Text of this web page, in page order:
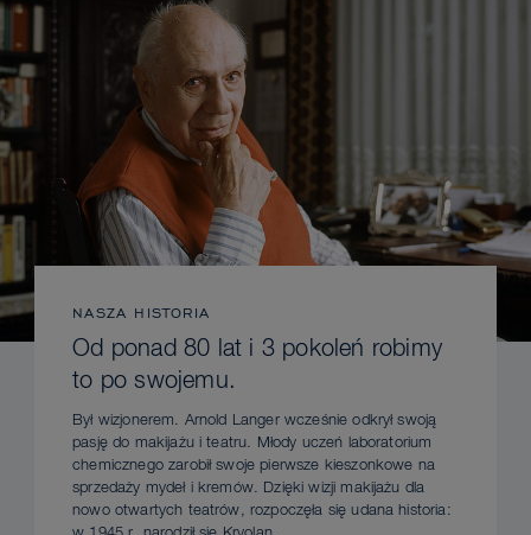
NASZA HISTORIA
Od ponad 80 lat i 3 pokoleń robimy
to po swojemu.
Był wizjonerem. Arnold Langer wcześnie odkrył swoją
pasję do makijażu i teatru. Młody uczeń laboratorium
chemicznego zarobił swoje pierwsze kieszonkowe na
sprzedaży mydeł i kremów. Dzięki wizji makijażu dla
nowo otwartych teatrów, rozpoczęła się udana historia: